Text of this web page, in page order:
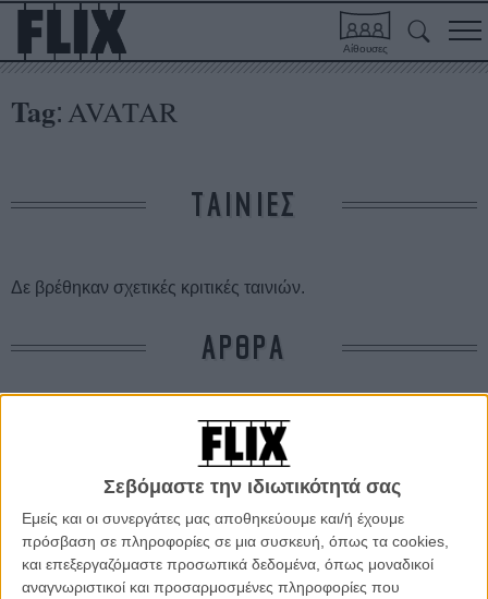
Σεβόμαστε την ιδιωτικότητά σας
Εμείς και οι συνεργάτες μας αποθηκεύουμε και/ή έχουμε
πρόσβαση σε πληροφορίες σε μια συσκευή, όπως τα cookies,
και επεξεργαζόμαστε προσωπικά δεδομένα, όπως μοναδικοί
αναγνωριστικοί και προσαρμοσμένες πληροφορίες που
Αίθουσες
Tag: AVATAR
ΤΑΙΝΙΕΣ
Δε βρέθηκαν σχετικές κριτικές ταινιών.
ΑΡΘΡΑ
Γιώργος Κρασσακόπουλος
Από τον «Κινγκ Κονγκ» στον «Πλανήτη των Πιθήκων»:
πώς το Χόλιγουντ αντικατέστησε τους ηθοποιούς με τα
κομπιούτερ!
ΝΕΑ /14 ΑΥΓ 2011/ Μανώλης Κρανάκης